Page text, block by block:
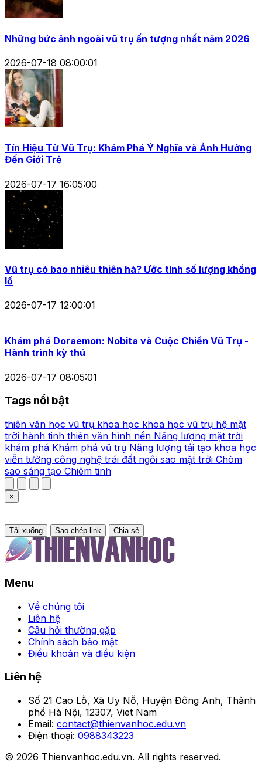
Những bức ảnh ngoài vũ trụ ấn tượng nhất năm 2026
2026-07-18 08:00:01
Tín Hiệu Từ Vũ Trụ: Khám Phá Ý Nghĩa và Ảnh Hưởng
Đến Giới Trẻ
2026-07-17 16:05:00
Vũ trụ có bao nhiêu thiên hà? Ước tính số lượng khổng
lồ
2026-07-17 12:00:01
Khám phá Doraemon: Nobita và Cuộc Chiến Vũ Trụ -
Hành trình kỳ thú
2026-07-17 08:05:01
Tags nổi bật
thiên văn học vũ trụ khoa học khoa học vũ trụ hệ mặt
trời hành tinh thiên văn hình nền Năng lượng mặt trời
khám phá Khám phá vũ trụ Năng lượng tái tạo khoa học
viễn tưởng công nghệ trái đất ngôi sao mặt trời Chòm
sao sáng tạo Chiêm tinh
×
Tải xuống Sao chép link Chia sẻ
Menu
Về chúng tôi
Liên hệ
Câu hỏi thường gặp
Chính sách bảo mật
Điều khoản và điều kiện
Liên hệ
Số 21 Cao Lỗ, Xã Uy Nỗ, Huyện Đông Anh, Thành
phố Hà Nội, 12307, Viet Nam
Email: contact@thienvanhoc.edu.vn
Điện thoại: 0988343223
© 2026 Thienvanhoc.edu.vn. All rights reserved.